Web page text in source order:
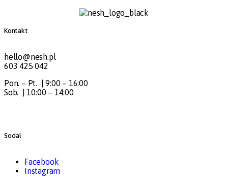
Kontakt
hello@nesh.pl
603 425 042
Pon. – Pt. | 9:00 – 16:00
Sob. | 10:00 – 14:00
Social
Facebook
Instagram